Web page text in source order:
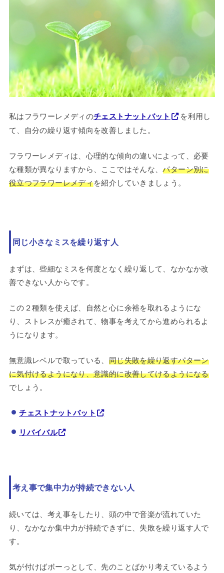
私はフラワーレメディのチェストナットバット
を利用し
て、自分の繰り返す傾向を改善しました。
フラワーレメディは、心理的な傾向の違いによって、必要
な種類が異なりますから、ここではそんな、パターン別に
役立つフラワーレメディを紹介していきましょう。
同じ小さなミスを繰り返す人
まずは、些細なミスを何度となく繰り返して、なかなか改
善できない人からです。
この２種類を使えば、自然と心に余裕を取れるようにな
り、ストレスが癒されて、物事を考えてから進められるよ
うになります。
無意識レベルで取っている、 同じ失敗を繰り返すパターン
に気付けるようになり、意識的に改善してけるようになる
でしょう。
チェストナットバット
リバイバル
考え事で集中力が持続できない人
続いては、考え事をしたり、頭の中で音楽が流れていた
り、なかなか集中力が持続できずに、失敗を繰り返す人で
す。
気が付けばボーっとして、先のことばかり考えているよう